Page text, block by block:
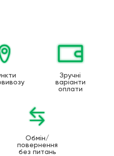
Зручні
варіанти
оплати
Обмін/
повернення
без питань